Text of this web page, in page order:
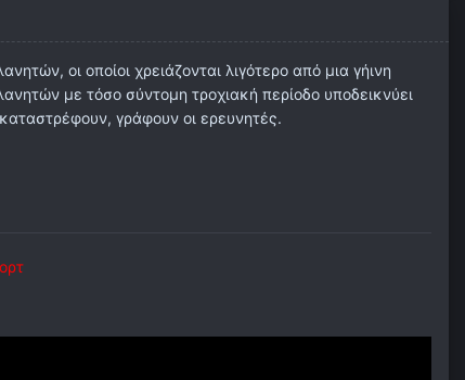
οι οποίοι χρειάζονται λιγότερο από μια γήινη
με τόσο σύντομη τροχιακή περίοδο υποδεικνύει
γράφουν οι ερευνητές.